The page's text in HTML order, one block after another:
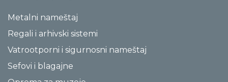
Metalni nameštaj
Regali i arhivski sistemi
Vatrootporni i sigurnosni nameštaj
Sefovi i blagajne